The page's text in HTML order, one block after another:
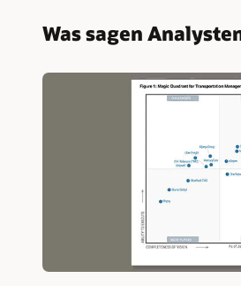
Was sagen